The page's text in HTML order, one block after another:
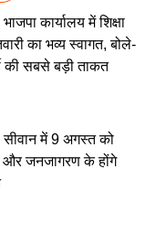
कार्यालय में शिक्षा
का भव्य स्वागत, बोले-
की सबसे बड़ी ताकत
में 9 अगस्त को
और जनजागरण के होंगे